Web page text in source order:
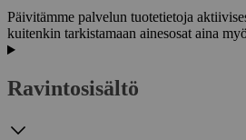
Päivitämme palvelun tuotetietoja
kuitenkin tarkistamaan ainesosat aina
Ravintosisältö